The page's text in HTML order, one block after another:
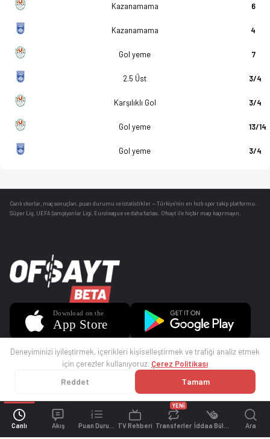
Canlı Akış TV Rehberi Transferler
YENİ
Ara
Kazanamama 6
Kazanamama 4
Gol yeme 7
2.5 Üst 3/4
Karşılıklı Gol 3/4
Gol yeme 13/14
Gol yeme 3/4
Canlı skorlar , maç sonuçları, puan durumu ve istatistikler — Türkiye’nin en hızlı spor takip platformu.
Süper Lig, UEFA Şampiyonlar Ligi, Euroleague ve daha fazlası. Ofsayt ile hiçbir maçı kaçırmayın.
© 2025 Ofsayt
Deneyiminizi iyileştirmek, içerikleri kişiselleştirmek ve trafiği analiz etmek
için çerezler kullanıyoruz. Çerez Politikası
Reddet Tamam